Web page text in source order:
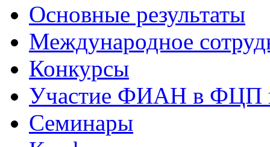
Основные результаты
Международное
Конкурсы
Участие ФИАН в ФЦП
Семинары